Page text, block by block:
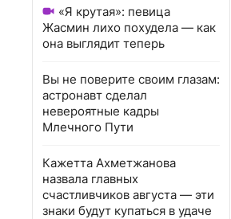
«Я крутая»: певица
Жасмин лихо похудела — как
она выглядит теперь
Вы не поверите своим глазам:
астронавт сделал
невероятные кадры
Млечного Пути
Кажетта Ахметжанова
назвала главных
счастливчиков августа — эти
знаки будут купаться в удаче